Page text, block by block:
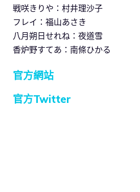
戦咲きりや：村井理沙子
フレイ：福山あさき
八月朔日せれね：夜道雪
香炉野すてあ：南條ひかる
官方網站
官方Twitter